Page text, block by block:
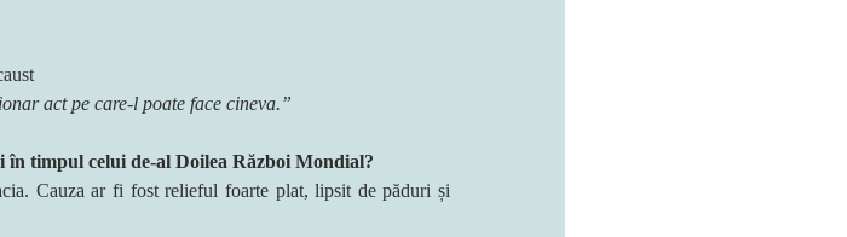
act pe care-l poate face cineva.”
în timpul celui de-al Doilea Război Mondial?
Cauza ar fi fost relieful foarte plat, lipsit de păduri și